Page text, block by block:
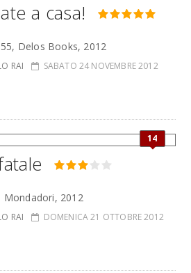
a casa!
Delos Books, 2012
RAI SABATO 24 NOVEMBRE 2012
14
Mondadori, 2012
RAI DOMENICA 21 OTTOBRE 2012